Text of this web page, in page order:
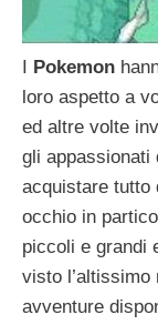
I Pokemon
loro aspetto a
ed altre volte
gli appassionati
acquistare tutto
occhio in
piccoli e grandi
visto l’altissimo
avventure